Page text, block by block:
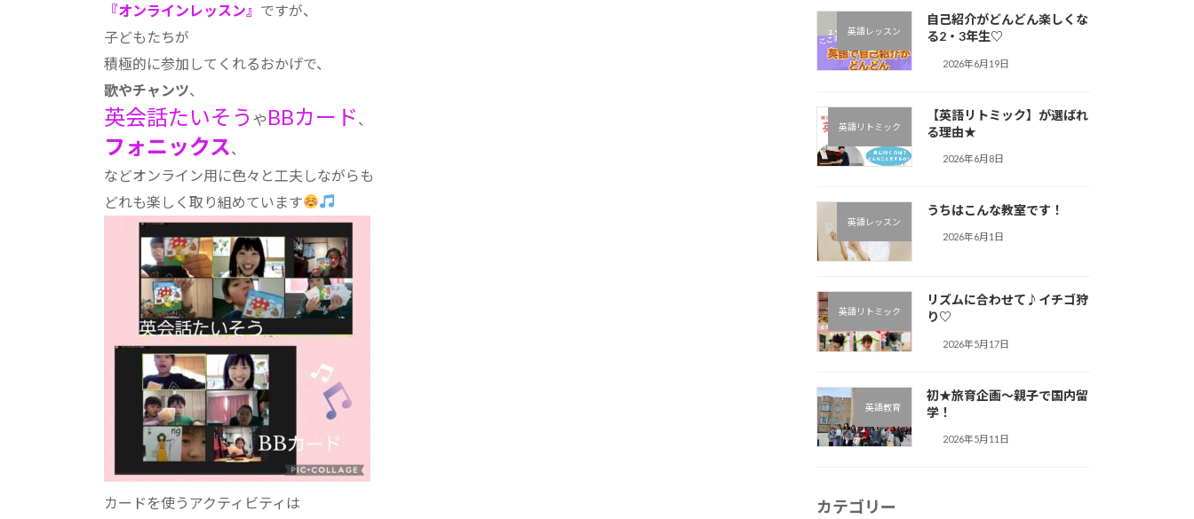
『オンラインレッスン』 ですが、
子どもたちが
積極的に参加してくれるおかげで、
歌やチャンツ、
英会話たいそう や BBカード 、
フォニックス 、
などオンライン用に色々と工夫しながらも
どれも楽しく取り組めています
カードを使うアクティビティは
英語レッスン
自己紹介がどんどん楽しくな
る2・3年生♡
2026年6月19日
英語リトミック
【英語リトミック】が選ばれ
る理由★
2026年6月8日
英語レッスン
うちはこんな教室です！
2026年6月1日
英語リトミック
リズムに合わせて♪︎イチゴ狩
り♡
2026年5月17日
英語教育
初★旅育企画～親子で国内留
学！
2026年5月11日
カテゴリー